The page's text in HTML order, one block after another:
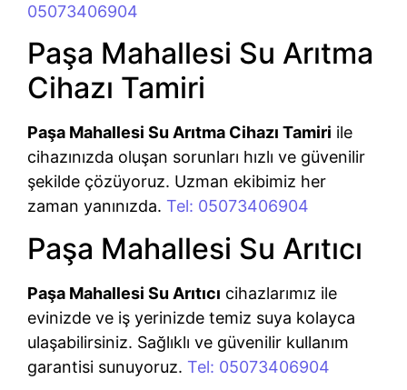
05073406904
Paşa Mahallesi Su Arıtma
Cihazı Tamiri
Paşa Mahallesi Su Arıtma Cihazı Tamiri ile
cihazınızda oluşan sorunları hızlı ve güvenilir
şekilde çözüyoruz. Uzman ekibimiz her
zaman yanınızda. Tel: 05073406904
Paşa Mahallesi Su Arıtıcı
Paşa Mahallesi Su Arıtıcı cihazlarımız ile
evinizde ve iş yerinizde temiz suya kolayca
ulaşabilirsiniz. Sağlıklı ve güvenilir kullanım
garantisi sunuyoruz. Tel: 05073406904